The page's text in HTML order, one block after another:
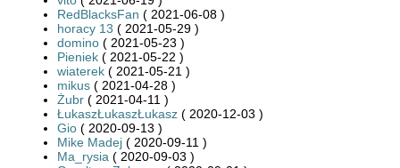
RedBlacksFan ( 2021-06-08 )
horacy 13 ( 2021-05-29 )
domino ( 2021-05-23 )
Pieniek ( 2021-05-22 )
wiaterek ( 2021-05-21 )
mikus ( 2021-04-28 )
Żubr ( 2021-04-11 )
ŁukaszŁukaszŁukasz ( 2020-12-03 )
Gio ( 2020-09-13 )
Mike Madej ( 2020-09-11 )
Ma_rysia ( 2020-09-03 )